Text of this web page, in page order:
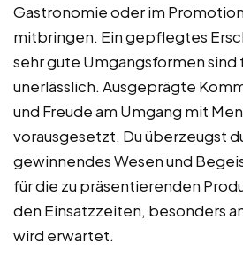
Gastronomie oder im
mitbringen. Ein gepflegtes
sehr gute Umgangsformen sind
unerlässlich. Ausgeprägte
und Freude am Umgang mit
vorausgesetzt. Du überzeugst
gewinnendes Wesen und
für die zu präsentierenden
den Einsatzzeiten, besonders
wird erwartet.